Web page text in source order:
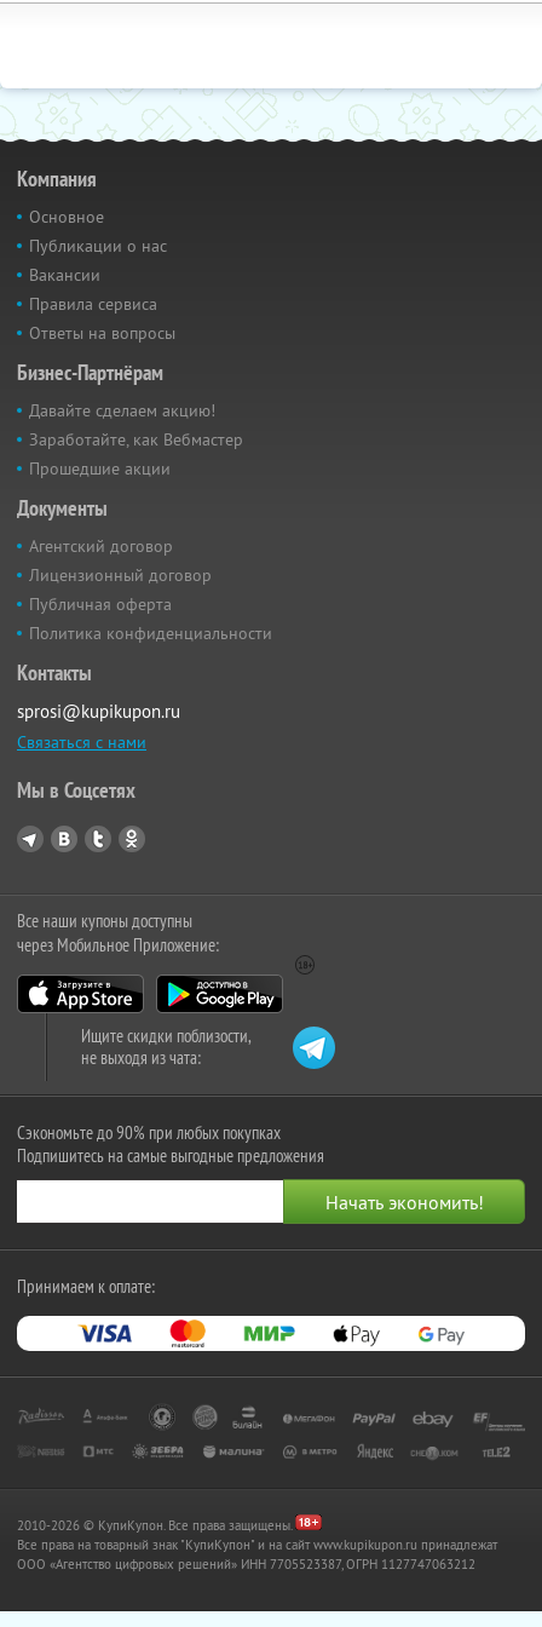
Компания
Основное
Публикации о нас
Вакансии
Правила сервиса
Ответы на вопросы
Бизнес-Партнёрам
Давайте сделаем акцию!
Заработайте, как Вебмастер
Прошедшие акции
Документы
Агентский договор
Лицензионный договор
Публичная оферта
Политика конфиденциальности
Контакты
sprosi@kupikupon.ru
Связаться с нами
Мы в Соцсетях
Все наши купоны доступны
через Мобильное Приложение:
Ищите скидки поблизости,
не выходя из чата:
Сэкономьте до 90% при любых покупках
Подпишитесь на самые выгодные предложения
Принимаем к оплате:
2010-2026 © КупиКупон. Все права защищены.
Все права на товарный знак "КупиКупон" и на сайт www.kupikupon.ru принадлежат
OOO «Агентство цифровых решений» ИНН 7705523387, ОГРН 1127747063212